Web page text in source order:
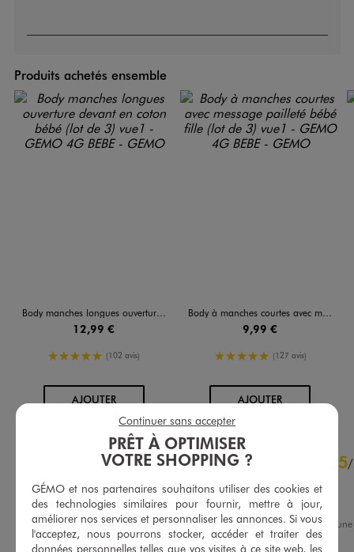
Produits achetés ensemble
Body manches longues ouverture devant en coton bébé (lot de 3)
12,99 €
5/5 de moyenne
(102 avis)
AJOUTERAU PANIER
Body à manches courtes avec message pailleté bébé fille (lot de 3)
9,99 €
5/5 de moyenne
(127 avis)
AJOUTERAU PANIER
4.8/5
Basé sur28 avis soumis à un
5/
Très bonne qualités
Avis du18/05/2026 , suite à
du05/05/2026 parAudrey R.
PRÊT À OPTIMISER
VOTRE SHOPPING ?
GÉMO et nos partenaires souhaitons utiliser des cookies et
des technologies similaires pour fournir, mettre à jour,
améliorer nos services et personnaliser les annonces. Si vous
l'acceptez, nous pourrons stocker, accéder et traiter des
données personnelles telles que vos visites à ce site web, les
Continuer sans accepter